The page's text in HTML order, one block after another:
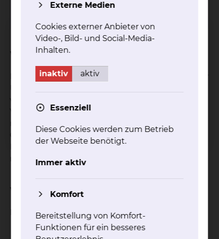
Worum geht es bei der Studie?
Eine Phase III, open-label, randomisierte Studie zur
von Atezolizumab (Anti-PD-L1-Antikörper) im
Vergleich mit der besten unterstützenden Pflege
nach folgender adjuvanten Cisplatin-basierten
Chemotherapie bei PD-L1-ausgewählten
Patienten mit vollständig resezierten Stufe Ib-IIIa,
nicht-kleinzelligen Bronchialkarzinomen.
Wie ist der Status der Studie?
Rekrutierung beendet
Externe Medien
Cookies externer Anbieter von
Video-, Bild- und Social-Media-
Inhalten.
inaktiv aktiv
Essenziell
Diese Cookies werden zum Betrieb
der Webseite benötigt.
Immer aktiv
Komfort
Bereitstellung von Komfort-
Funktionen für ein besseres